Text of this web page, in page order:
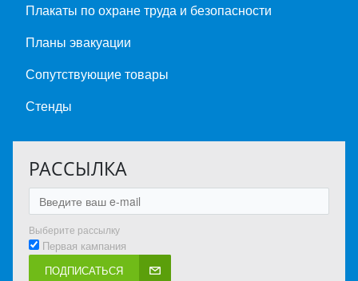
Плакаты по охране труда и безопасности
Планы эвакуации
Сопутствующие товары
Стенды
РАССЫЛКА
Выберите рассылку
Первая кампания
ПОДПИСАТЬСЯ